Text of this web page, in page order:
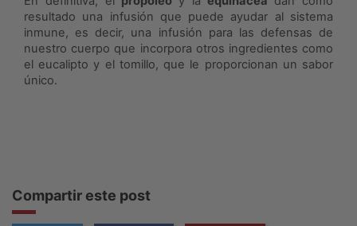
resultado una infusión que puede ayudar al sistema
inmune, es decir, una infusión para las defensas de
nuestro cuerpo que incorpora otros ingredientes como
el eucalipto y el tomillo, que le proporcionan un sabor
único.
Compartir este post